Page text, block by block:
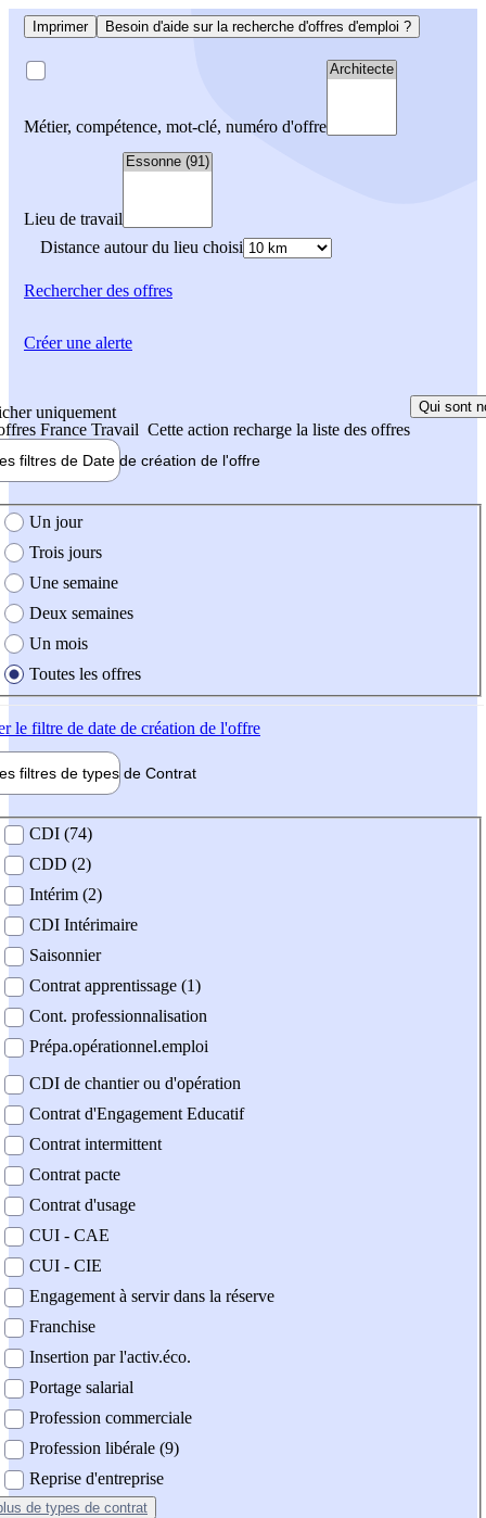
Imprimer Besoin d'aide sur la recherche d'offres d'emploi ?
Métier, compétence, mot-clé, numéro d'offre
Lieu de travail
Distance autour du lieu choisi
Rechercherdes offres
uniquement
France Travail Cette action recharge la liste des offres
Qui sont
filtres de Date de création de l'offre
création de l'offre
Un jour
Trois jours
Une semaine
Deux semaines
Un mois
Toutes les offres
le filtre de date de création de l'offre
filtres de types de Contrat
contrat
CDI (74)
CDD (2)
Intérim (2)
CDI Intérimaire
Saisonnier
Contrat apprentissage (1)
Cont. professionnalisation
Prépa.opérationnel.emploi
CDI de chantier ou d'opération
Contrat d'Engagement Educatif
Contrat intermittent
Contrat pacte
Contrat d'usage
CUI - CAE
CUI - CIE
Engagement à servir dans la réserve
Franchise
Insertion par l'activ.éco.
Portage salarial
Profession commerciale
Profession libérale (9)
Reprise d'entreprise
de types de contrat
Créer une alerte